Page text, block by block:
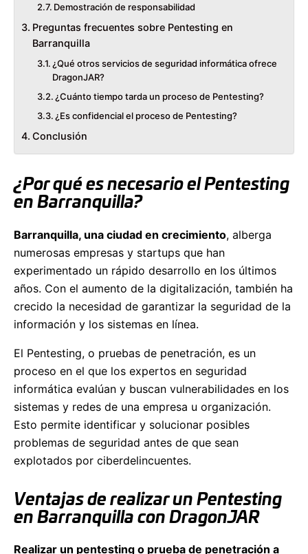
Demostración de responsabilidad
Preguntas frecuentes sobre Pentesting en
Barranquilla
¿Qué otros servicios de seguridad informática ofrece
DragonJAR?
¿Cuánto tiempo tarda un proceso de Pentesting?
¿Es confidencial el proceso de Pentesting?
Conclusión
¿Por qué es necesario el Pentesting
en Barranquilla?
Barranquilla, una ciudad en crecimiento, alberga
numerosas empresas y startups que han
experimentado un rápido desarrollo en los últimos
años. Con el aumento de la digitalización, también ha
crecido la necesidad de garantizar la seguridad de la
información y los sistemas en línea.
El Pentesting, o pruebas de penetración, es un
proceso en el que los expertos en seguridad
informática evalúan y buscan vulnerabilidades en los
sistemas y redes de una empresa u organización.
Esto permite identificar y solucionar posibles
problemas de seguridad antes de que sean
explotados por ciberdelincuentes.
Ventajas de realizar un Pentesting
en Barranquilla con DragonJAR
Realizar un pentesting o prueba de penetración a